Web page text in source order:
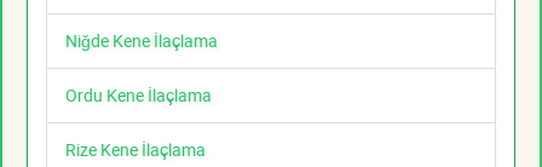
Niğde Kene İlaçlama
Ordu Kene İlaçlama
Rize Kene İlaçlama